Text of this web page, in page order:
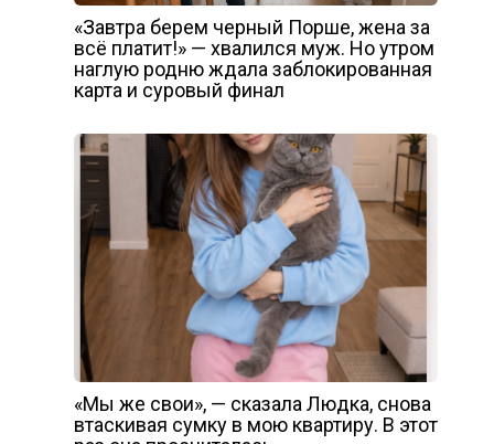
«Завтра берем черный Порше, жена за
всё платит!» — хвалился муж. Но утром
наглую родню ждала заблокированная
карта и суровый финал
«Мы же свои», — сказала Людка, снова
втаскивая сумку в мою квартиру. В этот